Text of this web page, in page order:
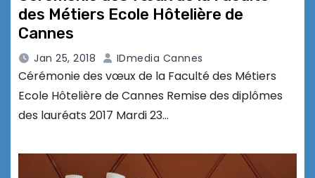
des Métiers Ecole Hôtelière de
Cannes
Jan 25, 2018 IDmedia Cannes
Cérémonie des vœux de la Faculté des Métiers
Ecole Hôtelière de Cannes Remise des diplômes
des lauréats 2017 Mardi 23…